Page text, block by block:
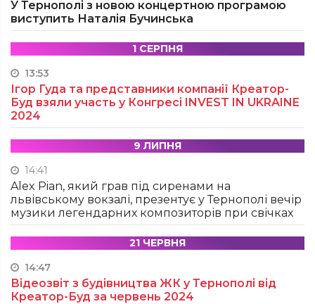
У Тернополі з новою концертною програмою
виступить Наталія Бучинська
1 СЕРПНЯ
13:53
Ігор Гуда та представники компанії Креатор-
Буд взяли участь у Конгресі INVEST IN UKRAINE
2024
9 ЛИПНЯ
14:41
Alex Pian, який грав під сиренами на
львівському вокзалі, презентує у Тернополі вечір
музики легендарних композиторів при свічках
21 ЧЕРВНЯ
14:47
Відеозвіт з будівництва ЖК у Тернополі від
Креатор-Буд за червень 2024